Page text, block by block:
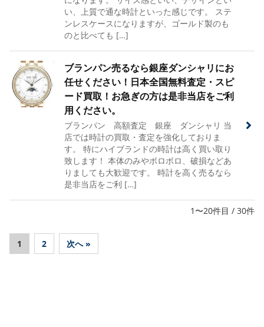
い、上質で通な時計といった感じです。 ステ
ンレスケースになりますが、ゴールド製のも
のと比べても […]
ブランパン売るなら銀座ダンシャリにお
任せください！日本全国無料査定・スピ
ード買取！お急ぎの方は是非当店をご利
用ください。
ブランパン 高額査定 銀座 ダンシャリ 当
店では時計の買取・査定を強化しておりま
す。 特にハイブランドの時計は高く買い取り
致します！ 本体のみやボロボロ、破損などあ
りましても大歓迎です。 時計を高く売るなら
是非当店をご利 […]
1〜20件目 / 30件
1 2 次へ »